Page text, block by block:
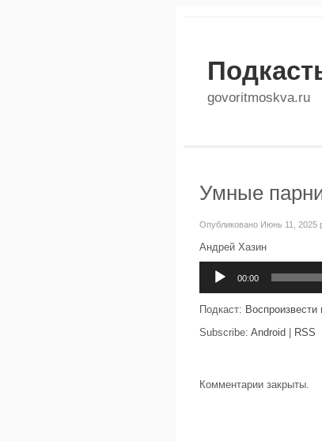
govoritmoskva.ru
Умные
Опубликовано Июнь 11, 2025
Андрей Хазин
00:00
Подкаст:
Subscribe: Android RSS
Комментарии закрыты.